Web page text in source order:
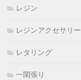
レジン
レジンアクセサリー
レタリング
一閑張り